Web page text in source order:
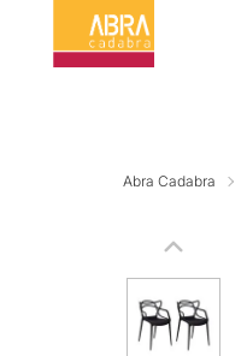
Abra Cadabra